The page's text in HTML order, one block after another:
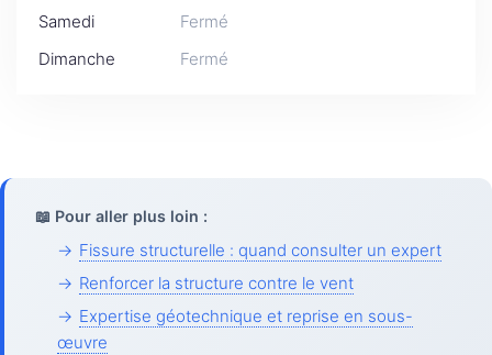
Samedi
Fermé
Dimanche
Fermé
📖 Pour aller plus loin :
→ Fissure structurelle : quand consulter un expert
→ Renforcer la structure contre le vent
→ Expertise géotechnique et reprise en sous-
œuvre